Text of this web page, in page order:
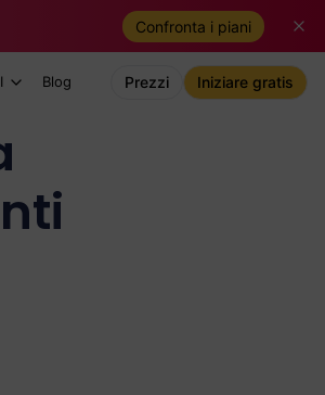
Confronta i piani
Blog Prezzi Iniziare gratis